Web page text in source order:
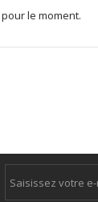
le moment.